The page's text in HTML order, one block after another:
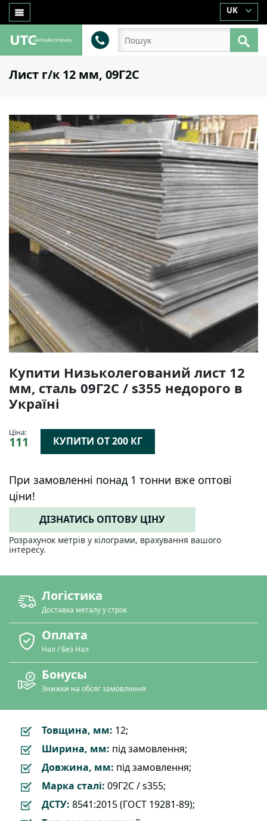
UK
Лист г/к 12 мм, 09Г2С
Купити Низьколегований лист 12
мм, сталь 09Г2С / s355 недорого в
Україні
Ціна:
111 КУПИТИ ОТ 200 КГ
При замовленні понад 1 тонни вже оптові
ціни!
ДІЗНАТИСЬ ОПТОВУ ЦІНУ
Розрахунок метрів у кілограми, врахування вашого
інтересу.
Логістика
Доставка металу у строк
Оплата
Нал / Без Нал
Бонусы
Знижки на обсяг замовлення
Товщина, мм: 12;
Ширина, мм: під замовлення;
Довжина, мм: під замовлення;
Марка сталі: 09Г2С / s355;
ДСТУ: 8541:2015 (ГОСТ 19281-89);